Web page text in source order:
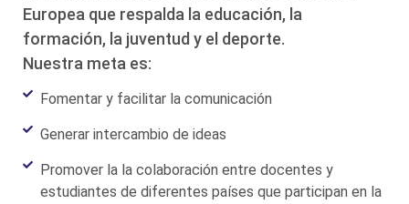
Europea que respalda la educación, la
formación, la juventud y el deporte.
Nuestra meta es:
Fomentar y facilitar la comunicación
Generar intercambio de ideas
Promover la la colaboración entre docentes y
estudiantes de diferentes países que participan en la